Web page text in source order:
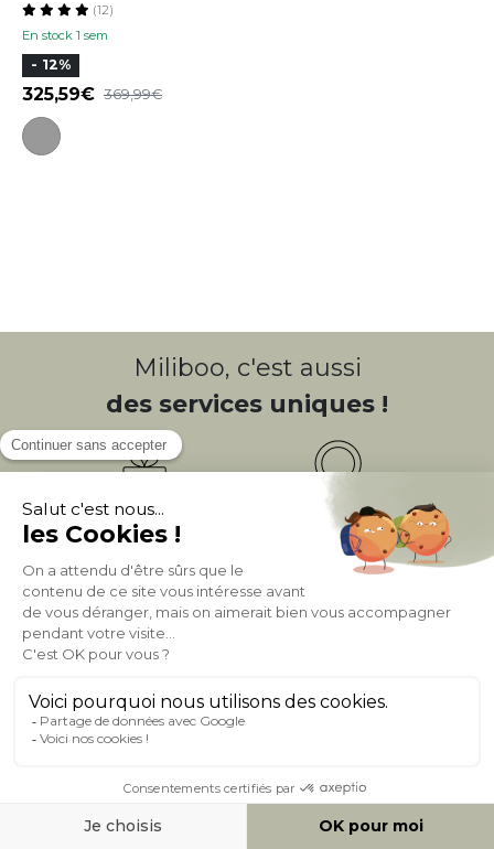
En stock 1 sem
(12)
- 12%
325,59 369,99
Miliboo, c'est aussi
des services uniques !
LivraisonGratuite
Fidélité
récompensée
Expéditionen
24/72h
Appel gratuit